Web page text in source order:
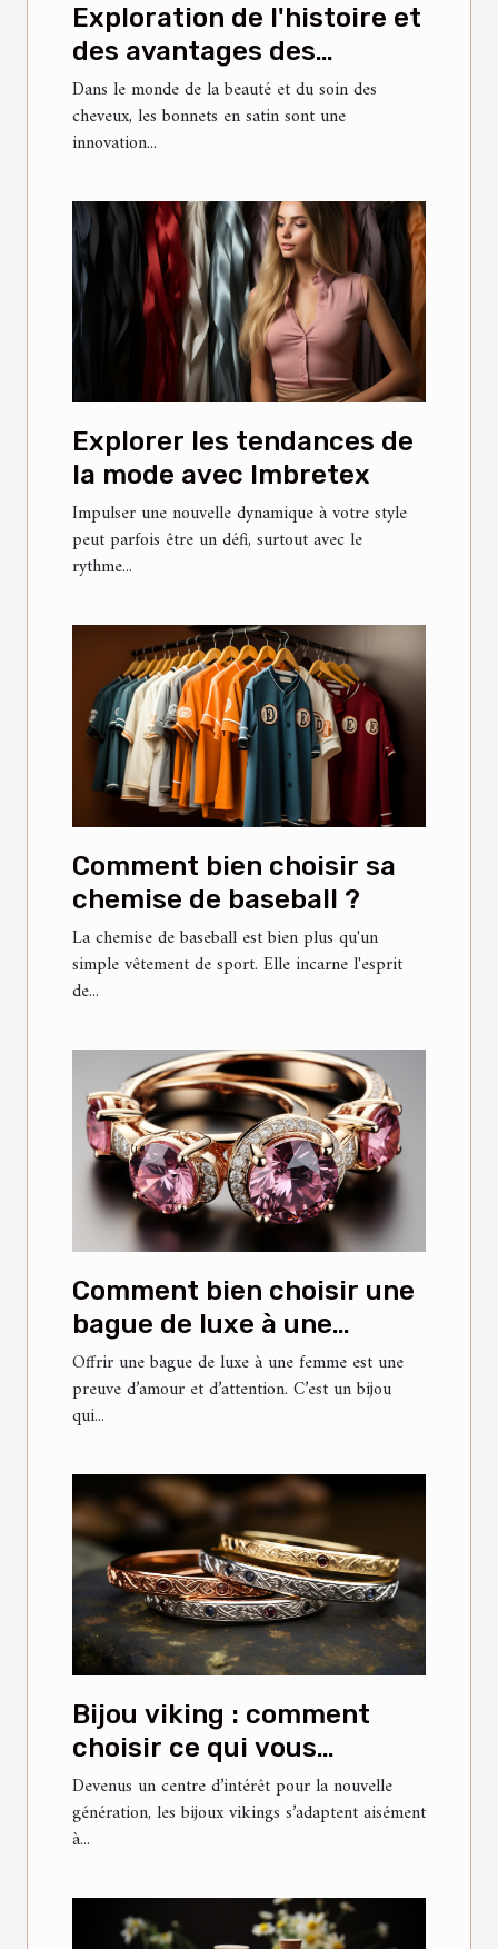
Exploration de l'histoire et
des avantages des
bonnets en satin
Dans le monde de la beauté et du soin des
cheveux, les bonnets en satin sont une
innovation...
Explorer les tendances de
la mode avec Imbretex
Impulser une nouvelle dynamique à votre style
peut parfois être un défi, surtout avec le
rythme...
Comment bien choisir sa
chemise de baseball ?
La chemise de baseball est bien plus qu'un
simple vêtement de sport. Elle incarne l'esprit
de...
Comment bien choisir une
bague de luxe à une
femme ?
Offrir une bague de luxe à une femme est une
preuve d’amour et d’attention. C’est un bijou
qui...
Bijou viking : comment
choisir ce qui vous
convient ?
Devenus un centre d’intérêt pour la nouvelle
génération, les bijoux vikings s’adaptent aisément
à...